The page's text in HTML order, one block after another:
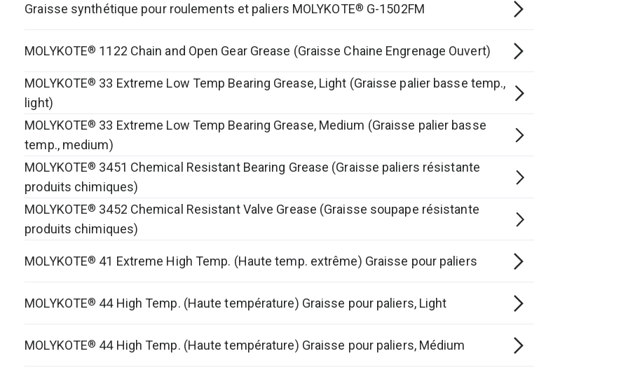
Graisse synthétique pour roulements et paliers MOLYKOTE® G-1502FM
MOLYKOTE® 1122 Chain and Open Gear Grease (Graisse Chaine Engrenage Ouvert)
MOLYKOTE® 33 Extreme Low Temp Bearing Grease, Light (Graisse palier basse temp.,
light)
MOLYKOTE® 33 Extreme Low Temp Bearing Grease, Medium (Graisse palier basse
temp., medium)
MOLYKOTE® 3451 Chemical Resistant Bearing Grease (Graisse paliers résistante
produits chimiques)
MOLYKOTE® 3452 Chemical Resistant Valve Grease (Graisse soupape résistante
produits chimiques)
MOLYKOTE® 41 Extreme High Temp. (Haute temp. extrême) Graisse pour paliers
MOLYKOTE® 44 High Temp. (Haute température) Graisse pour paliers, Light
MOLYKOTE® 44 High Temp. (Haute température) Graisse pour paliers, Médium